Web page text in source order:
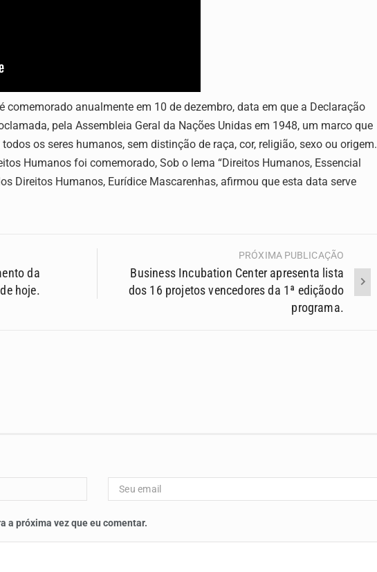
comemorado anualmente em 10 de dezembro, data em que a Declaração
pela Assembleia Geral da Nações Unidas em 1948, um marco que
os seres humanos, sem distinção de raça, cor, religião, sexo ou origem.
Humanos foi comemorado, Sob o lema “Direitos Humanos, Essencial
Direitos Humanos, Eurídice Mascarenhas, afirmou que esta data serve
da
hoje.
PRÓXIMA PUBLICAÇÃO
Business Incubation Center apresenta lista
dos 16 projetos vencedores da 1ª ediçãodo
programa.
a próxima vez que eu comentar.